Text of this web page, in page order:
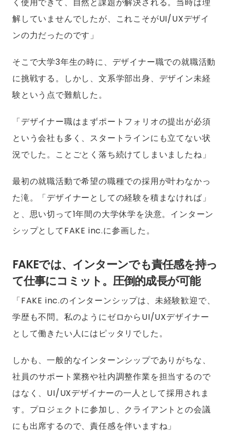
解していませんでしたが、これこそがUI/UXデザイ
ンの力だったのです」
そこで大学3年生の時に、デザイナー職での就職活動
に挑戦する。しかし、文系学部出身、デザイン未経
験という点で難航した。
「デザイナー職はまずポートフォリオの提出が必須
という会社も多く、スタートラインにも立てない状
況でした。ことごとく落ち続けてしまいましたね」
最初の就職活動で希望の職種での採用が叶わなかっ
た滝。「デザイナーとしての経験を積まなければ」
と、思い切って1年間の大学休学を決意。インターン
シップとしてFAKE inc.に参画した。
FAKEでは、インターンでも責任感を持っ
て仕事にコミット。圧倒的成長が可能
「FAKE inc.のインターンシップは、未経験歓迎で、
学歴も不問。私のようにゼロからUI/UXデザイナー
として働きたい人にはピッタリでした。
しかも、一般的なインターンシップでありがちな、
社員のサポート業務や社内調整作業を担当するので
はなく、UI/UXデザイナーの一人として採用されま
す。プロジェクトに参加し、クライアントとの会議
にも出席するので、責任感を伴いますね」